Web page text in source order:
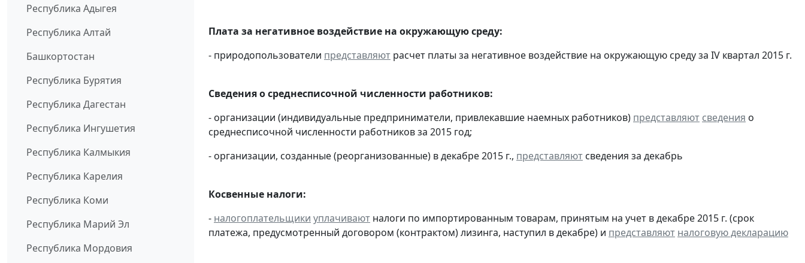
Республика Адыгея
Республика Алтай
Башкортостан
Республика Бурятия
Республика Дагестан
Республика Ингушетия
Республика Калмыкия
Республика Карелия
Республика Коми
Республика Марий Эл
Республика Мордовия
Плата за негативное воздействие на окружающую среду:
- природопользователи представляют расчет платы за негативное воздействие на окружающую среду за IV квартал 2015 г.
Сведения о среднесписочной численности работников:
- организации (индивидуальные предприниматели, привлекавшие наемных работников) представляют сведения о
среднесписочной численности работников за 2015 год;
- организации, созданные (реорганизованные) в декабре 2015 г., представляют сведения за декабрь
Косвенные налоги:
- налогоплательщики уплачивают налоги по импортированным товарам, принятым на учет в декабре 2015 г. (срок
платежа, предусмотренный договором (контрактом) лизинга, наступил в декабре) и представляют налоговую декларацию